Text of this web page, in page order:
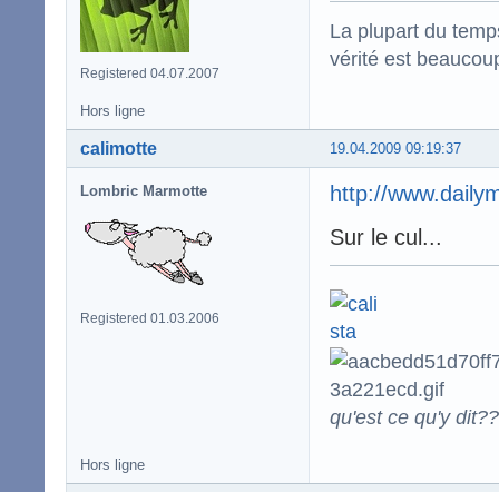
Registered 04.07.2007
La plupart du
vérité est
Hors ligne
19.04.2009 09:19:37
calimotte
Lombric Marmotte
Registered 01.03.2006
http://
Sur le cul...
qu'est ce qu'y
Hors ligne